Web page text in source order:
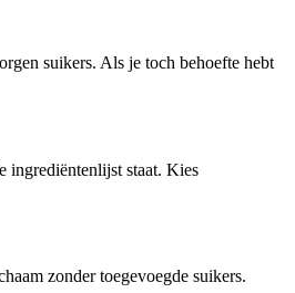
suikers. Als je toch behoefte hebt
ingrediëntenlijst staat. Kies
zonder toegevoegde suikers.